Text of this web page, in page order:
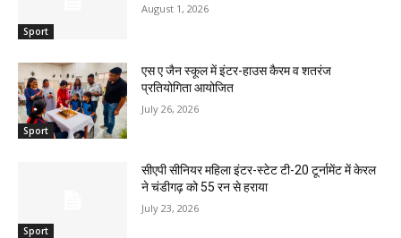
Sport
August 1, 2026
Sport
एस ए जैन स्कूल में इंटर-हाउस कैरम व शतरंज
प्रतियोगिता आयोजित
July 26, 2026
Sport
सीएपी सीनियर महिला इंटर-स्टेट टी-20 टूर्नामेंट में केरल
ने चंडीगढ़ को 55 रन से हराया
July 23, 2026